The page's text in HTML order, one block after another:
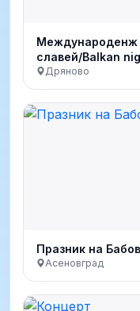
Международенж
славей/Balkan
Дряново
Празник на
Асеновград